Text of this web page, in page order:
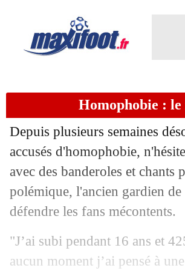
Homophobie : le
Depuis plusieurs semaines
accusés d'homophobie,
avec des banderoles et chants
polémique, l'ancien gardien
défendre les fans mécontents.
"J’ai subi pendant 16 ans et
aucun moment j’ai pensé à
: l'option Ben Arfa
11/09 Portugal: Bernardo
11/09 EdF: Ikoné,
11/09 Barça: Boateng
11/09 FFF : SOS Racisme
11/09 L1 : Griezmann en
OM : opération